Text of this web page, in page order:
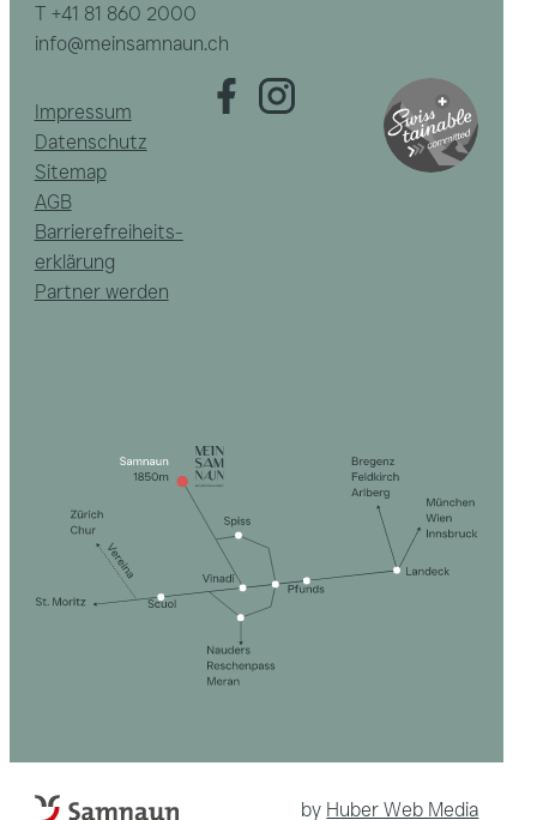
T +41 81 860 2000
info@meinsamnaun.ch
Impressum
Datenschutz
Sitemap
AGB
Barrierefreiheits­
erklärung
Partner werden
by Huber Web Media